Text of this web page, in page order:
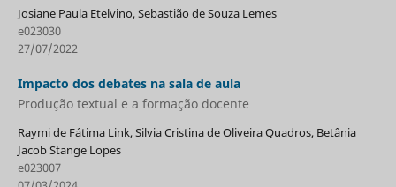
Josiane Paula Etelvino, Sebastião de Souza Lemes
e023030
27/07/2022
Impacto dos debates na sala de aula
Produção textual e a formação docente
Raymi de Fátima Link, Silvia Cristina de Oliveira Quadros, Betânia
Jacob Stange Lopes
e023007